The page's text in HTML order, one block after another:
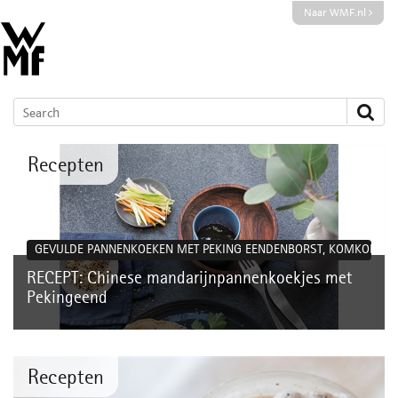
Naar WMF.nl
RECEPT: Chinese mandarijnpannenkoekjes met
Pekingeend
GEVULDE PANNENKOEKEN MET PEKING EENDENBORST,
Recepten
Recepten